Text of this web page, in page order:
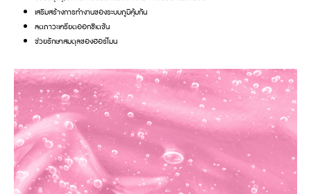
เสริมสร้างการทำงานของระบบภูมิคุ้มกัน
ลดภาวะเครียดออกซิเดชัน
ช่วยรักษาสมดุลของฮอร์โมน